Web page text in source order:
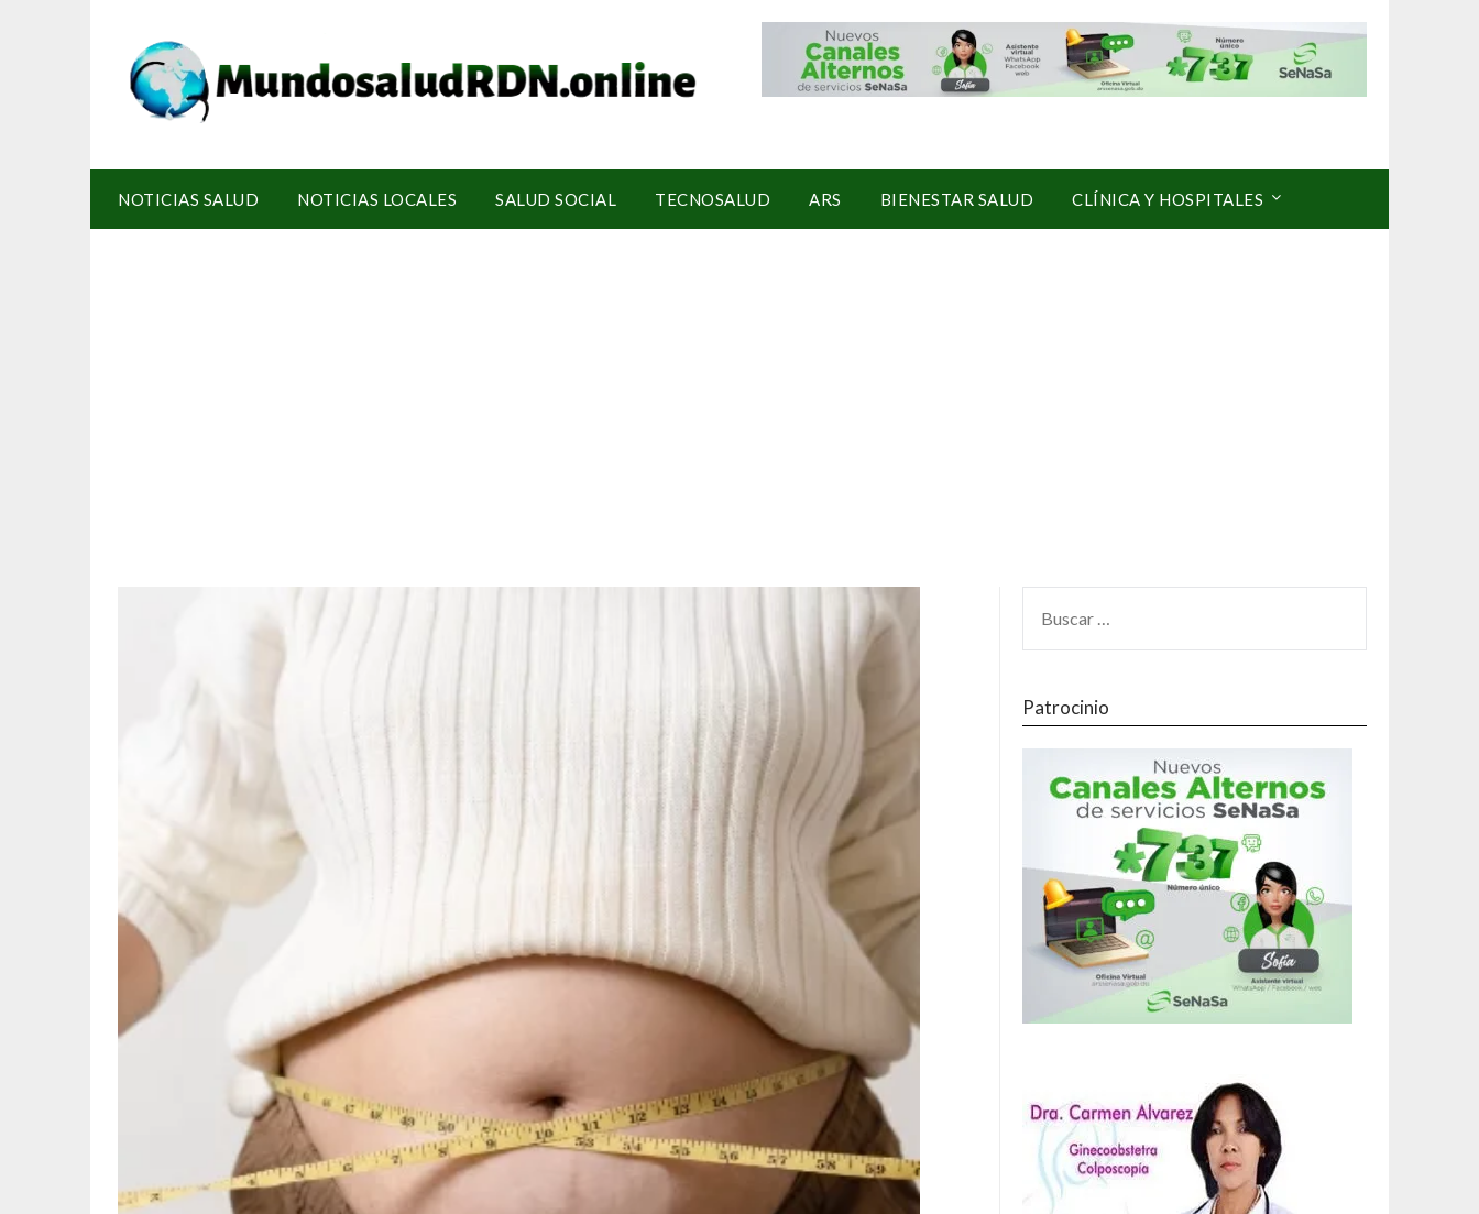
NOTICIAS SALUD NOTICIAS LOCALES SALUD SOCIAL TECNOSALUD ARS BIENESTAR SALUD CLÍNICA Y HOSPITALES
Patrocinio